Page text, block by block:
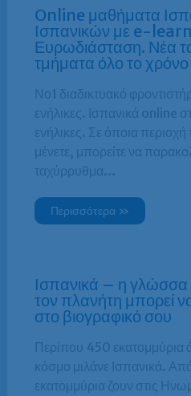
Online μαθήματα
Ισπανικών με e-
Ευρωδιάσταση. Νέα
τμήματα όλο το χρόνο
Νο1 διαδικτυακό
ενήλικες. Ισπανικά online
ενήλικες. Σε όποια
μένετε, μπορείτε να
ταχύρρυθμα…
Περισσότερα »
Ισπανικά – η γλώσσα
τον πλανήτη μπορεί
στο βιογραφικό σου
Περίπου 450 εκατομμύρια
κόσμο μιλάνε Ισπανικά.
εκατομμύρια ζουν στις